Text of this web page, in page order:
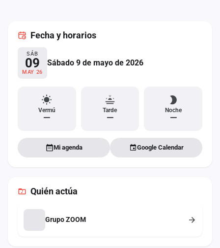
Fecha y horarios
SÁB
09
MAY 26
Sábado 9 de mayo de 2026
Vermú
—
Tarde
—
Noche
—
Mi agenda Google Calendar
Quién actúa
Grupo ZOOM
Administración
Contacto